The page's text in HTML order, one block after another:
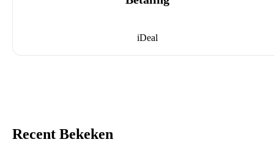
iDeal
Recent Bekeken